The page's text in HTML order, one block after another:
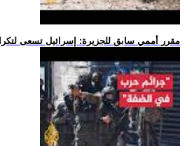
.. مقرر أممي سابق للجزيرة: إسرائيل تسعى